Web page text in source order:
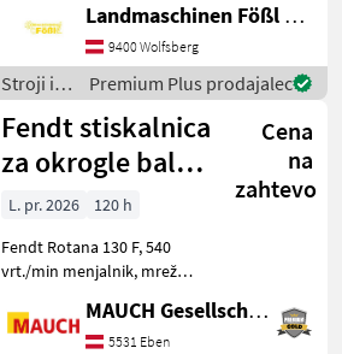
mehanizem s 17 noži -
centralno mazanje -
centralno mazanje ležajev
valjev - ukrivljena
Landmaschinen Fößl GmbH, Landmaschinen, Schmiede, Schlosserei
9400 Wolfsberg
Stroji in
oprema
za žetev
in
spravilo
/ Fendt
Premium Plus prodajalec
Fendt stiskalnica
za okrogle bale
Rotana 130 F
Cena
na
zahtevo
L. pr. 2026
120 h
Fendt Rotana 130 F, 540
vrt./min menjalnik, mrežno
mrežnih valjev, izmetna cev
MAUCH Gesellschaft m.b.H. & Co.KG, Eben
5531 Eben